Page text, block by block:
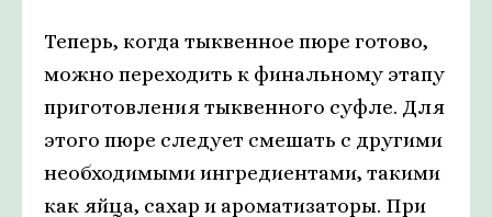
Теперь, когда тыквенное пюре готово,
можно переходить к финальному этапу
приготовления тыквенного суфле. Для
этого пюре следует смешать с другими
необходимыми ингредиентами, такими
как яйца, сахар и ароматизаторы. При